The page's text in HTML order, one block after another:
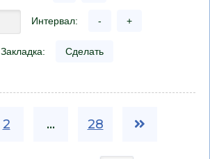
Интервал: - +
Закладка: Сделать
2 ... 28